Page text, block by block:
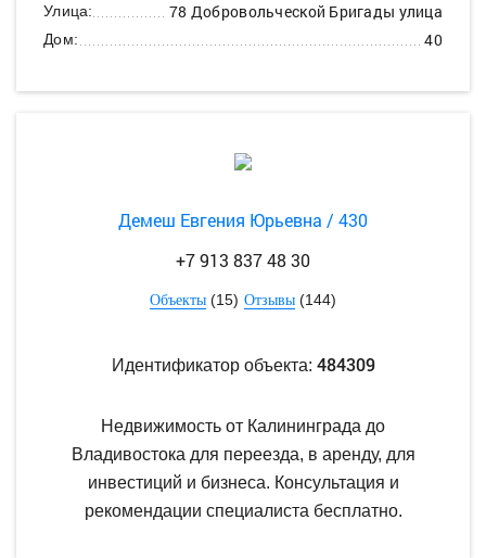
Улица: 78 Добровольческой Бригады улица
Дом: 40
Демеш Евгения Юрьевна / 430
+7 913 837 48 30
Объекты (15) Отзывы (144)
Идентификатор объекта: 484309
Недвижимость от Калининграда до
Владивостока для переезда, в аренду, для
инвестиций и бизнеса. Консультация и
рекомендации специалиста бесплатно.